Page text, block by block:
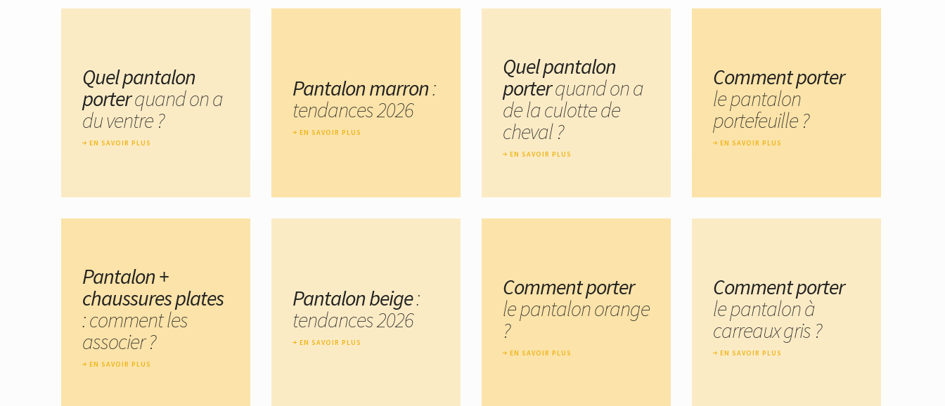
Quel pantalon
porterquand on a
du ventre ?
EN SAVOIR PLUS
Pantalon marron:
tendances 2026
EN SAVOIR PLUS
Quel pantalon
porterquand on a
de la culotte de
cheval ?
EN SAVOIR PLUS
Comment porter
le pantalon
portefeuille ?
EN SAVOIR PLUS
Pantalon +
chaussures plates
: comment les
associer ?
EN SAVOIR PLUS
Pantalon beige:
tendances 2026
EN SAVOIR PLUS
Comment porter
le pantalon orange
?
EN SAVOIR PLUS
Comment porter
le pantalon à
carreaux gris ?
EN SAVOIR PLUS